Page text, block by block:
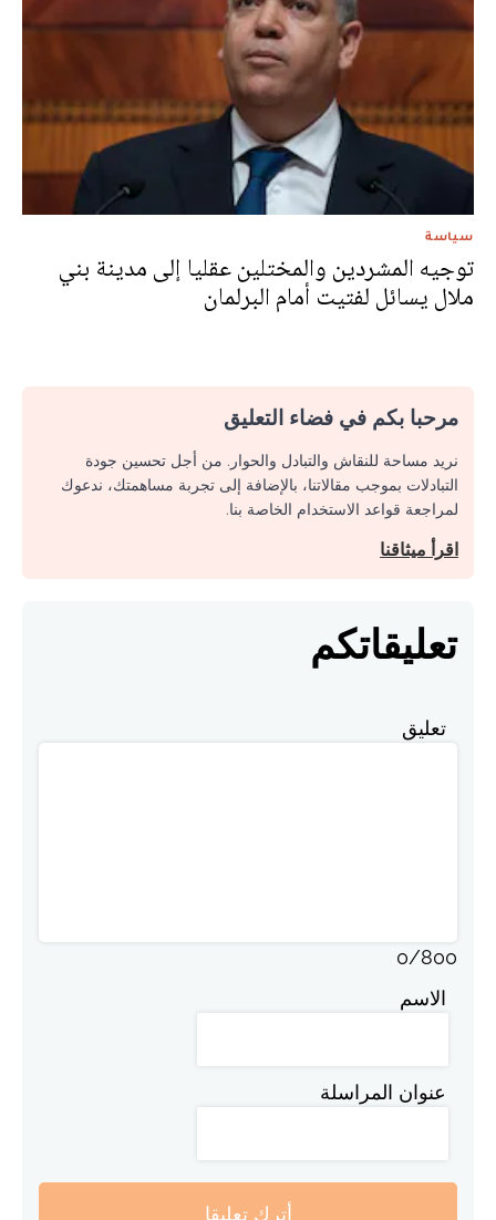
سياسة
توجيه المشردين والمختلين عقليا إلى مدينة بني
ملال يسائل لفتيت أمام البرلمان
مرحبا بكم في فضاء التعليق
نريد مساحة للنقاش والتبادل والحوار. من أجل تحسين جودة
التبادلات بموجب مقالاتنا، بالإضافة إلى تجربة مساهمتك، ندعوك
لمراجعة قواعد الاستخدام الخاصة بنا.
اقرأ ميثاقنا
تعليقاتكم
تعليق
0/800
الاسم
عنوان المراسلة
أترك تعليقا